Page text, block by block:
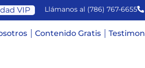
VIP Llámanos al (786) 767-6655
Contenido Gratis